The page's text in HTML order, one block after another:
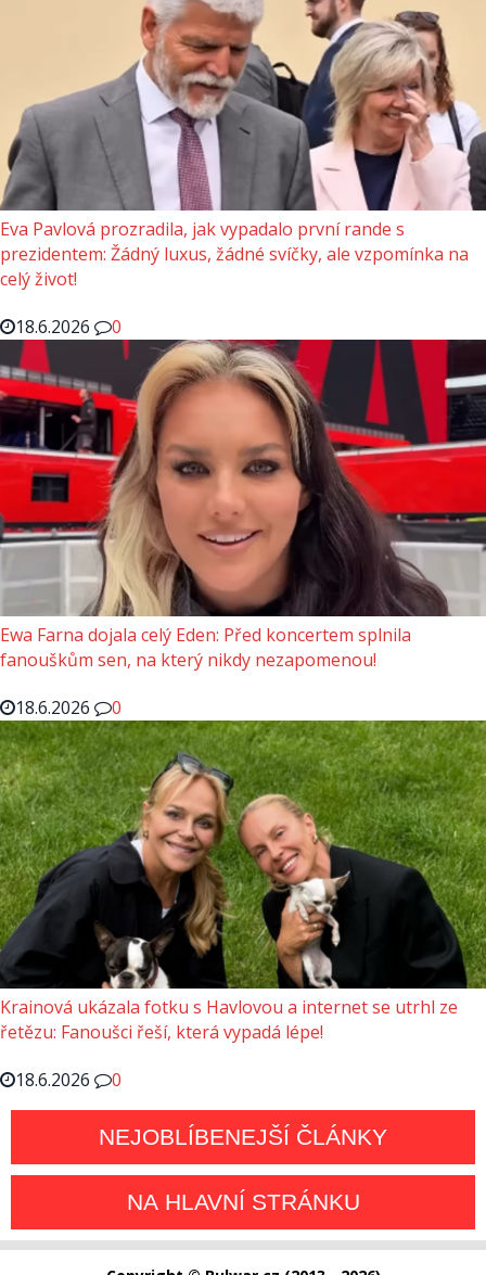
Eva Pavlová prozradila, jak vypadalo první rande s
prezidentem: Žádný luxus, žádné svíčky, ale vzpomínka na
celý život!
18.6.2026
0
Ewa Farna dojala celý Eden: Před koncertem splnila
fanouškům sen, na který nikdy nezapomenou!
18.6.2026
0
Krainová ukázala fotku s Havlovou a internet se utrhl ze
řetězu: Fanoušci řeší, která vypadá lépe!
18.6.2026
0
NEJOBLÍBENEJŠÍ ČLÁNKY
NA HLAVNÍ STRÁNKU